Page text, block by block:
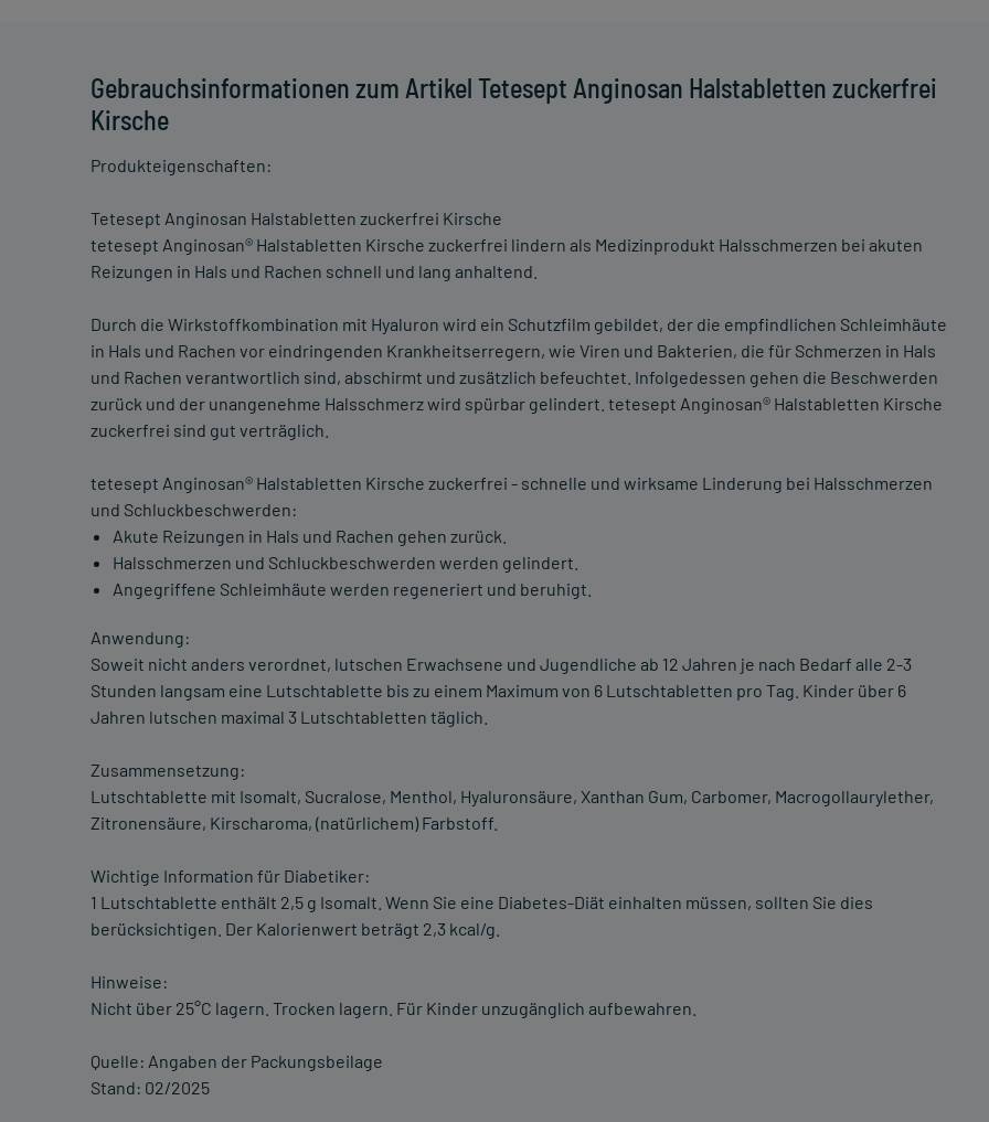
Gebrauchsinformationen zum Artikel Tetesept Anginosan Halstabletten zuckerfrei
Kirsche
Produkteigenschaften:
Tetesept Anginosan Halstabletten zuckerfrei Kirsche
tetesept Anginosan® Halstabletten Kirsche zuckerfrei lindern als Medizinprodukt Halsschmerzen bei akuten
Reizungen in Hals und Rachen schnell und lang anhaltend.
Durch die Wirkstoffkombination mit Hyaluron wird ein Schutzfilm gebildet, der die empfindlichen Schleimhäute
in Hals und Rachen vor eindringenden Krankheitserregern, wie Viren und Bakterien, die für Schmerzen in Hals
und Rachen verantwortlich sind, abschirmt und zusätzlich befeuchtet. Infolgedessen gehen die Beschwerden
zurück und der unangenehme Halsschmerz wird spürbar gelindert. tetesept Anginosan® Halstabletten Kirsche
zuckerfrei sind gut verträglich.
tetesept Anginosan® Halstabletten Kirsche zuckerfrei - schnelle und wirksame Linderung bei Halsschmerzen
und Schluckbeschwerden:
Akute Reizungen in Hals und Rachen gehen zurück.
Halsschmerzen und Schluckbeschwerden werden gelindert.
Angegriffene Schleimhäute werden regeneriert und beruhigt.
Anwendung:
Soweit nicht anders verordnet, lutschen Erwachsene und Jugendliche ab 12 Jahren je nach Bedarf alle 2-3
Stunden langsam eine Lutschtablette bis zu einem Maximum von 6 Lutschtabletten pro Tag. Kinder über 6
Jahren lutschen maximal 3 Lutschtabletten täglich.
Zusammensetzung:
Lutschtablette mit Isomalt, Sucralose, Menthol, Hyaluronsäure, Xanthan Gum, Carbomer, Macrogollaurylether,
Zitronensäure, Kirscharoma, (natürlichem) Farbstoff.
Wichtige Information für Diabetiker:
1 Lutschtablette enthält 2,5 g Isomalt. Wenn Sie eine Diabetes-Diät einhalten müssen, sollten Sie dies
berücksichtigen. Der Kalorienwert beträgt 2,3 kcal/g.
Hinweise:
Nicht über 25°C lagern. Trocken lagern. Für Kinder unzugänglich aufbewahren.
Quelle: Angaben der Packungsbeilage
Stand: 02/2025